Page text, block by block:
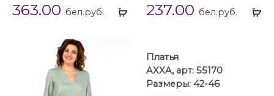
Выбрать
363.00 бел.руб. 237.00 бел.руб.
Платья
AXXA, арт: 55170
Размеры: 42-46